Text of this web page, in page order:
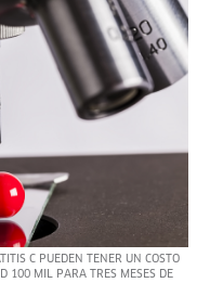
C PUEDEN TENER UN COSTO
100 MIL PARA TRES MESES DE